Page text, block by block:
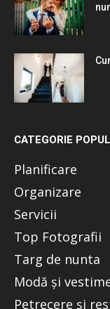
CATEGORIE
Planificare
Organizare
Servicii
Top Fotografii
Targ de nunta
Modă și
Petrecere și